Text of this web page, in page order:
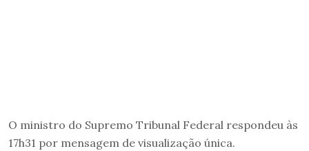
O ministro do Supremo Tribunal Federal respondeu às
17h31 por mensagem de visualização única.